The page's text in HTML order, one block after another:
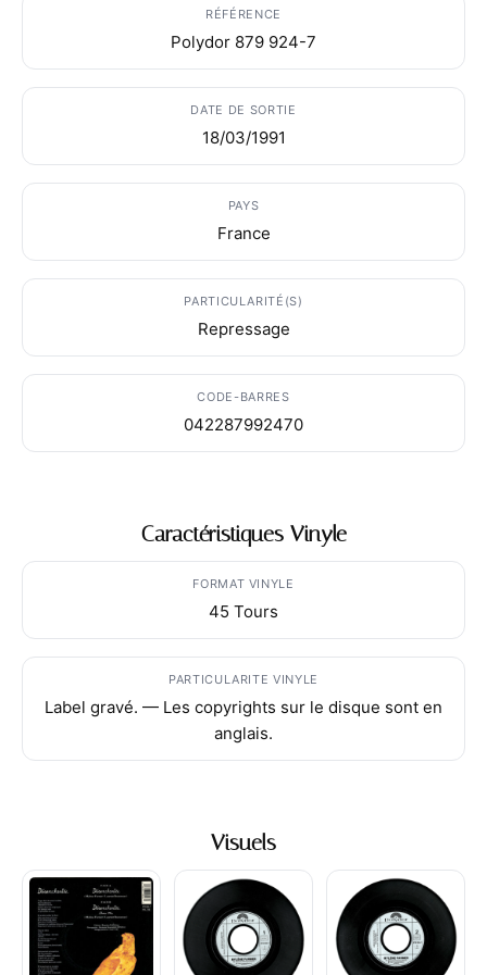
RÉFÉRENCE
Polydor 879 924-7
DATE DE SORTIE
18/03/1991
PAYS
France
PARTICULARITÉ(S)
Repressage
CODE-BARRES
042287992470
Caractéristiques Vinyle
FORMAT VINYLE
45 Tours
PARTICULARITE VINYLE
Label gravé. — Les copyrights sur le disque sont en
anglais.
Visuels